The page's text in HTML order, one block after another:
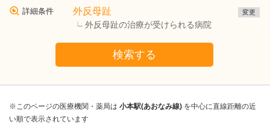
詳細条件 外反母趾
外反母趾の治療が受けられる病院
変更
検索する
※このページの医療機関・薬局は 小本駅(あおなみ線) を中心に直線距離の近
い順で表示されています